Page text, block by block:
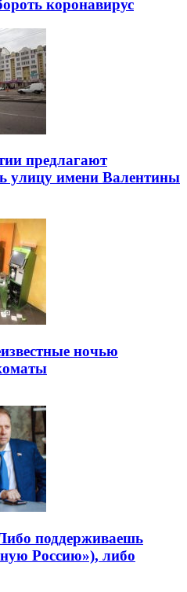
коронавирус
предлагают
улицу имени Валентины
ночью
поддерживаешь
Россию»), либо